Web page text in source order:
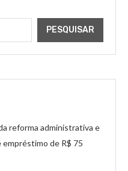
PESQUISAR
reforma administrativa e
de R$ 75